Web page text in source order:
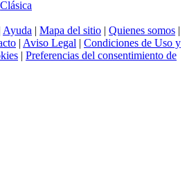
Clásica
Ayuda | Mapa del sitio | Quienes somos |
| Aviso Legal | Condiciones de Uso y
| Preferencias del consentimiento de